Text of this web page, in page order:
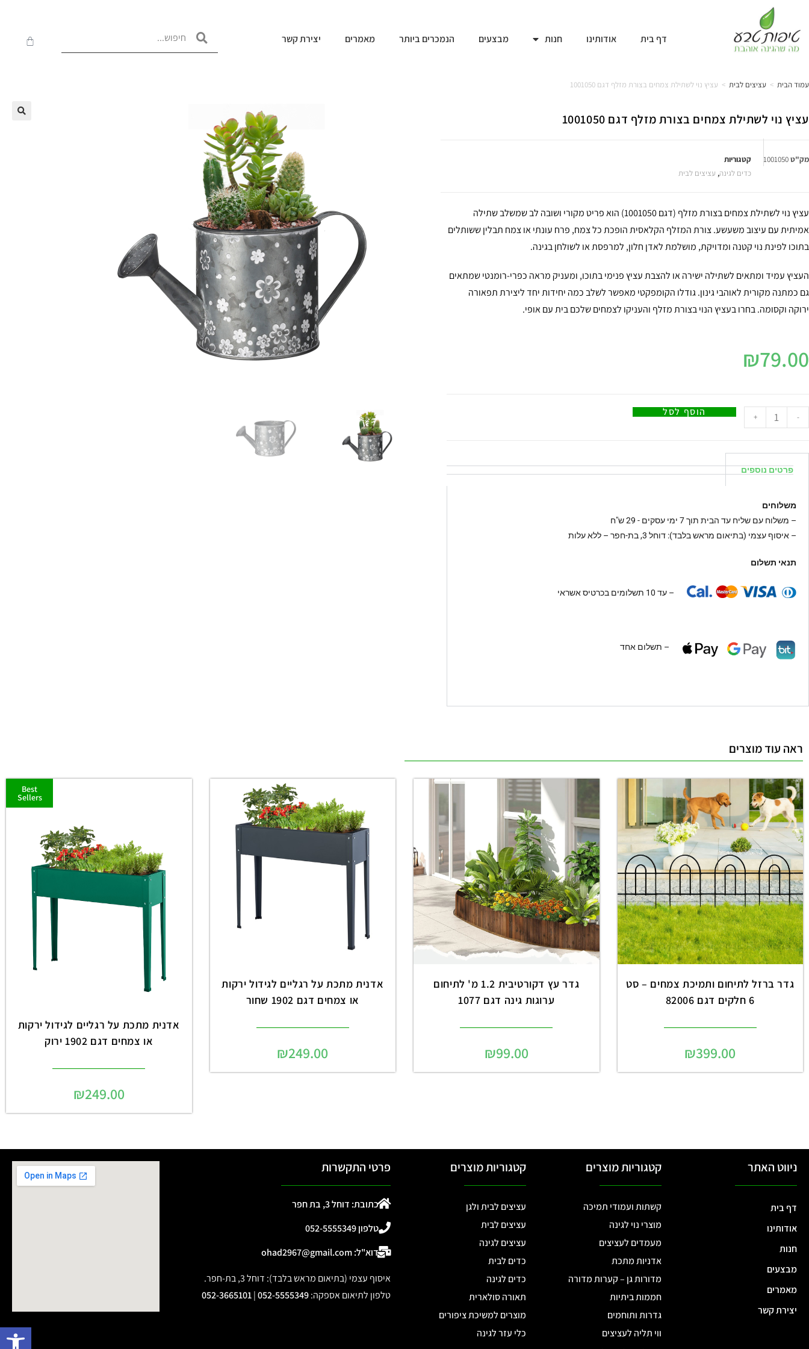
דף בית אודותינו חנות מבצעים הנמכרים ביותר מאמרים יצירת קשר
עמוד הבית > עציצים לבית > עציץ נוי לשתילת צמחים בצורת מזלף דגם 1001050
עציץ נוי לשתילת צמחים בצורת מזלף דגם 1001050
מק"ט1001050
קטגוריות
כדים לגינה, עציצים לבית
עציץ נוי לשתילת צמחים בצורת מזלף (דגם 1001050) הוא פריט מקורי ושובה לב שמשלב שתילה
אמיתית עם עיצוב משעשע. צורת המזלף הקלאסית הופכת כל צמח, פרח עונתי או צמח תבלין ששותלים
בתוכו לפינת נוי קטנה ומדויקת, מושלמת לאדן חלון, למרפסת או לשולחן בגינה.
העציץ עמיד ומתאים לשתילה ישירה או להצבת עציץ פנימי בתוכו, ומעניק מראה כפרי-רומנטי שמתאים
גם כמתנה מקורית לאוהבי גינון. גודלו הקומפקטי מאפשר לשלב כמה יחידות יחד ליצירת תפאורה
ירוקה וקסומה. בחרו בעציץ הנוי בצורת מזלף והעניקו לצמחים שלכם בית עם אופי.
₪79.00
-
+ הוסף לסל
פרטים נוספים
משלוחים
– משלוח עם שליח עד הבית תוך 7 ימי עסקים - 29 ש"ח
– איסוף עצמי (בתיאום מראש בלבד): דוחל 3, בת-חפר – ללא עלות
תנאי תשלום
– עד 10 תשלומים בכרטיס אשראי
– תשלום אחד
ראה עוד מוצרים
גדר ברזל לתיחום ותמיכת צמחים – סט
6 חלקים דגם 82006
₪399.00
גדר עץ דקורטיבית 1.2 מ' לתיחום
ערוגות גינה דגם 1077
₪99.00
אדנית מתכת על רגליים לגידול ירקות
או צמחים דגם 1902 שחור
₪249.00
Best
Sellers
אדנית מתכת על רגליים לגידול ירקות
או צמחים דגם 1902 ירוק
₪249.00
ניווט האתר
דף בית
אודותינו
חנות
מבצעים
מאמרים
יצירת קשר
קטגוריות מוצרים
קשתות ועמודי תמיכה
מוצרי נוי לגינה
מעמדים לעציצים
אדניות מתכת
מדורות גן – קערות מדורה
חממות ביתיות
גדרות ותוחמים
ווי תליה לעציצים
קטגוריות מוצרים
עציצים לבית ולגן
עציצים לבית
עציצים לגינה
כדים לבית
כדים לגינה
תאורה סולארית
מוצרים למשיכת ציפורים
כלי עזר לגינה
פרטי התקשרות
כתובת: דוחל 3, בת חפר
טלפון 052-5555349
דוא"ל: ohad2967@gmail.com
איסוף עצמי (בתיאום מראש בלבד): דוחל 3, בת-חפר.
טלפון לתיאום אספקה:
052-5555349
|
052-3665101